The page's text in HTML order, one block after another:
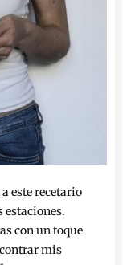
este recetario
estaciones.
con un toque
mis